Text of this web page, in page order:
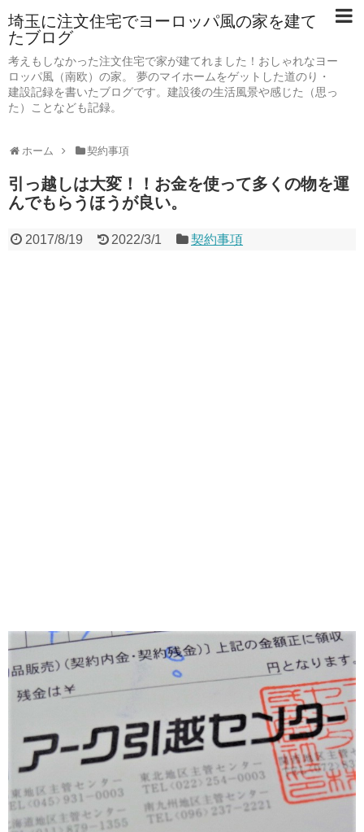
埼玉に注文住宅でヨーロッパ風の家を建て
たブログ
考えもしなかった注文住宅で家が建てれました！おしゃれなヨー
ロッパ風（南欧）の家。 夢のマイホームをゲットした道のり・
建設記録を書いたブログです。建設後の生活風景や感じた（思っ
た）ことなども記録。
ホーム 契約事項
引っ越しは大変！！お金を使って多くの物を運
んでもらうほうが良い。
2017/8/19 2022/3/1 契約事項